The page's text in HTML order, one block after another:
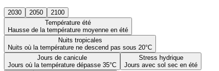
2030 2050
2100
Température été
Hausse de la température moyenne en été
Nuits tropicales
Nuits où la température ne descend pas sous 20°C
Jours de canicule
Jours où la température dépasse 35°C
Stress hydrique
Jours avec sol sec en été